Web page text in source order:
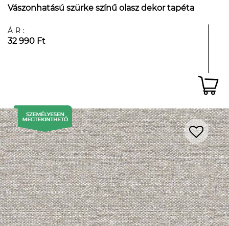
Vászonhatású szürke színű olasz dekor tapéta
ÁR:
32 990 Ft